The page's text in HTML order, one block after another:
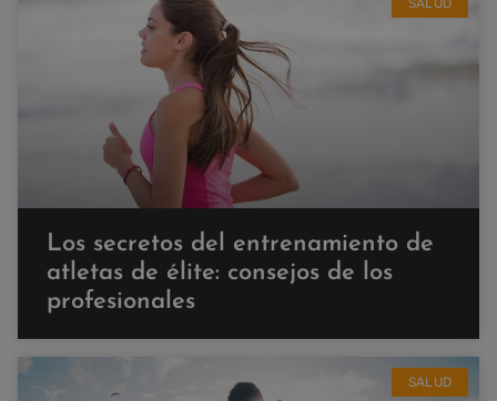
SALUD
Los secretos del entrenamiento de
atletas de élite: consejos de los
profesionales
SALUD